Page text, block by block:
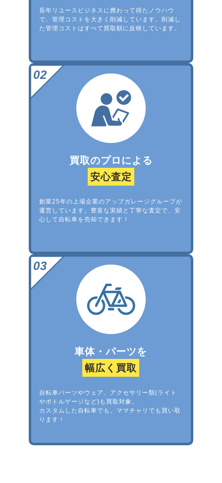
長年リユースビジネスに携わって得たノウハウ
で、管理コストを大きく削減しています。削減し
た管理コストはすべて買取額に反映しています。
買取のプロによる
安心査定
創業25年の上場企業のアップガレージグループが
運営しています。豊富な実績と丁寧な査定で、安
心して自転車を売却できます！
車体・パーツを
幅広く買取
自転車パーツやウェア、アクセサリー類(ライト
やボトルゲージなど)も買取対象。
カスタムした自転車でも、ママチャリでも買い取
ります！